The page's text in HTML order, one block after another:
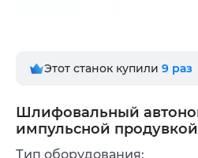
Шлифовальный
импульсной
Этот станок купили 9 раз
Тип оборудования: